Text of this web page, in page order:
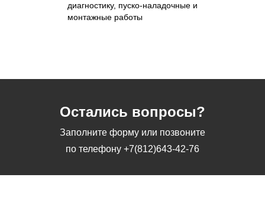
диагностику, пуско-наладочные и
монтажные работы
Остались вопросы?
Заполните форму или позвоните
по телефону +7(812)643-42-76